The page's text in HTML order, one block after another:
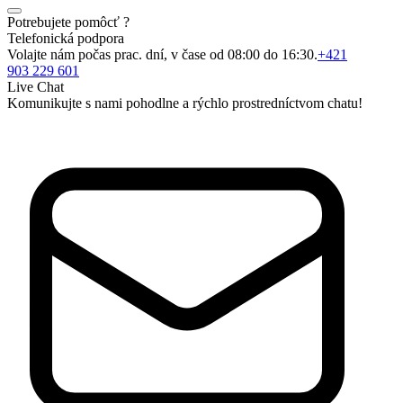
Potrebujete pomôcť ?
Telefonická podpora
Volajte nám počas prac. dní, v čase od 08:00 do 16:30.+421
903 229 601
Live Chat
Komunikujte s nami pohodlne a rýchlo prostredníctvom chatu!